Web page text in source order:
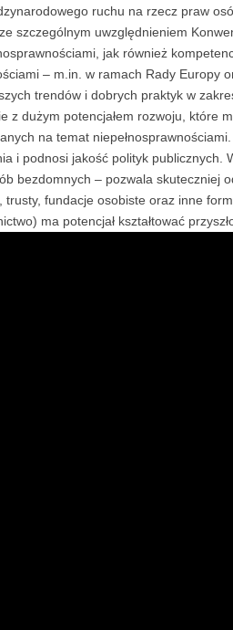
ruchu na rzecz praw
szczególnym uwzględnieniem
jak również
– m.in. w ramach Rady Europy
trendów i dobrych praktyk w
z dużym potencjałem rozwoju,
na temat
i podnosi jakość polityk
bezdomnych – pozwala skuteczniej
fundacje osobiste oraz inne
ma potencjał kształtować